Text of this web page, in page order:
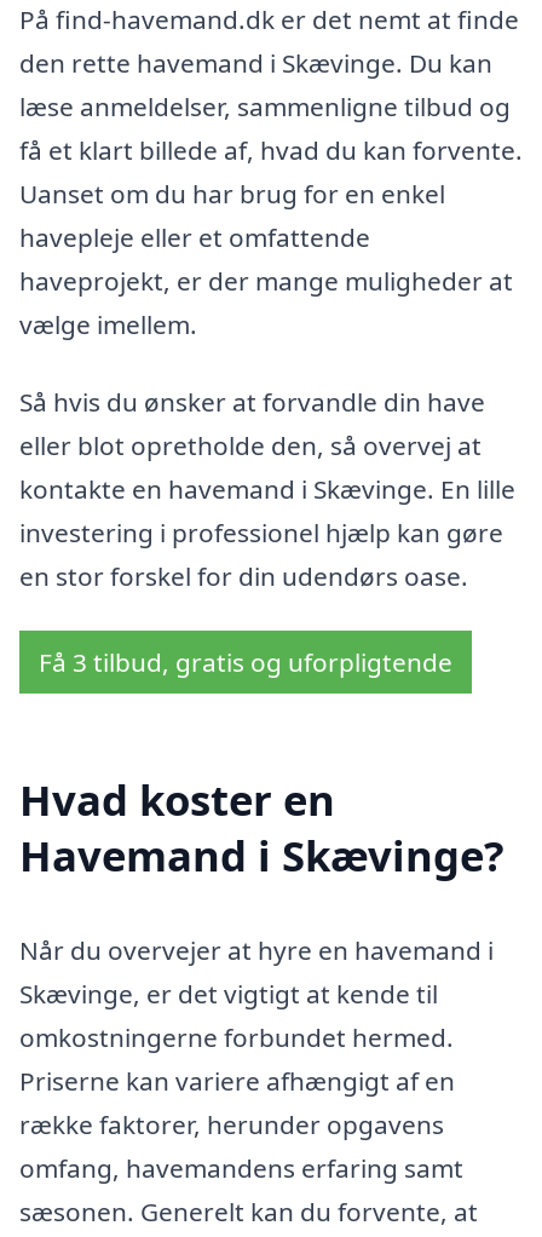
På find-havemand.dk er det nemt at finde
den rette havemand i Skævinge. Du kan
læse anmeldelser, sammenligne tilbud og
få et klart billede af, hvad du kan forvente.
Uanset om du har brug for en enkel
havepleje eller et omfattende
haveprojekt, er der mange muligheder at
vælge imellem.
Så hvis du ønsker at forvandle din have
eller blot opretholde den, så overvej at
kontakte en havemand i Skævinge. En lille
investering i professionel hjælp kan gøre
en stor forskel for din udendørs oase.
Få 3 tilbud, gratis og uforpligtende
Hvad koster en
Havemand i Skævinge?
Når du overvejer at hyre en havemand i
Skævinge, er det vigtigt at kende til
omkostningerne forbundet hermed.
Priserne kan variere afhængigt af en
række faktorer, herunder opgavens
omfang, havemandens erfaring samt
sæsonen. Generelt kan du forvente, at